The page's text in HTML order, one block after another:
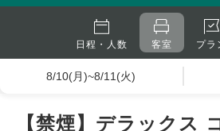
日程・人数 客室 プラ
8/10(月)~8/11(火)
【禁煙】デラックス